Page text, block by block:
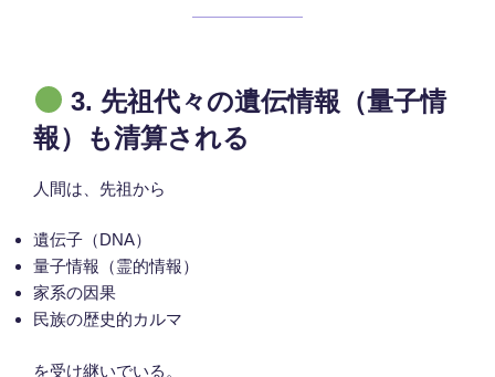
3. 先祖代々の遺伝情報（量子情
報）も清算される
人間は、先祖から
遺伝子（DNA）
量子情報（霊的情報）
家系の因果
民族の歴史的カルマ
を受け継いでいる。